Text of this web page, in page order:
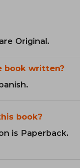
Original.
book written?
book?
is Paperback.